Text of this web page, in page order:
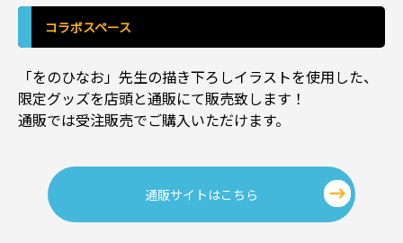
コラボスペース
「をのひなお」先生の描き下ろしイラストを使用した、
限定グッズを店頭と通販にて販売致します！
通販では受注販売でご購入いただけます。
通販サイトはこちら